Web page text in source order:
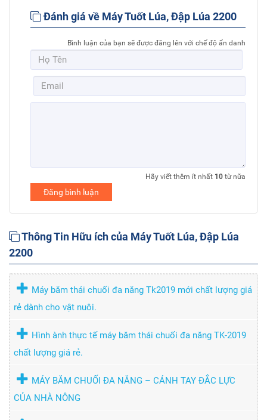
Đánh giá về Máy Tuốt Lúa, Đập Lúa 2200
Bình luận của bạn sẽ được đăng lên với chế độ ẩn danh
Hãy viết thêm ít nhất 10 từ nữa
Đăng bình luận
Thông Tin Hữu ích của Máy Tuốt Lúa, Đập Lúa
2200
Máy băm thái chuối đa năng Tk2019 mới chất lượng giá
rẻ dành cho vật nuôi.
Hình ành thực tế máy băm thái chuối đa năng TK-2019
chất lượng giá rẻ.
MÁY BĂM CHUỐI ĐA NĂNG – CÁNH TAY ĐẮC LỰC
CỦA NHÀ NÔNG